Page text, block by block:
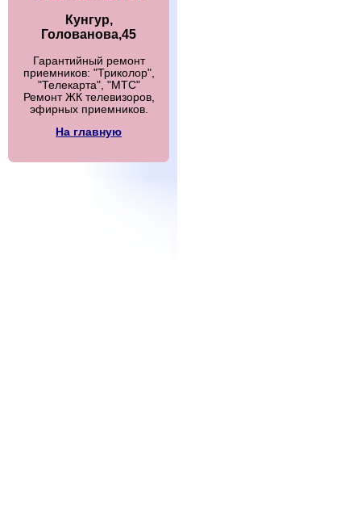
Кунгур,
Голованова,45
Гарантийный ремонт
приемников: "Триколор",
"Телекарта", "МТС"
Ремонт ЖК телевизоров,
эфирных приемников.
На главную